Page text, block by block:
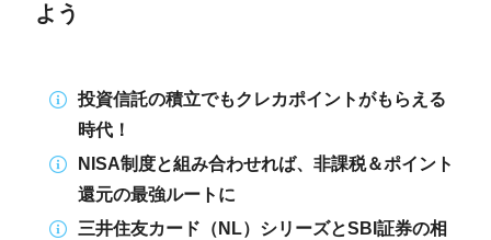
よう
投資信託の積立でもクレカポイントがもらえる
時代！
NISA制度と組み合わせれば、非課税＆ポイント
還元の最強ルートに
三井住友カード（NL）シリーズとSBI証券の相